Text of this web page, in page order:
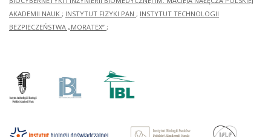
AKADEMII NAUK ; INSTYTUT FIZYKI PAN ; INSTYTUT TECHNOLOGII
BEZPIECZEŃSTWA „MORATEX” ;